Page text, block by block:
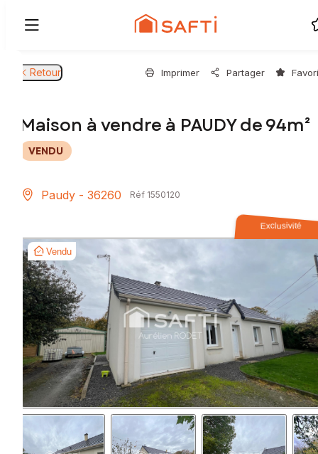
Retour Imprimer Partager
Maison à vendre à PAUDY de 94m²
VENDU
Paudy - 36260 Réf 1550120
Exclusivité
Vendu